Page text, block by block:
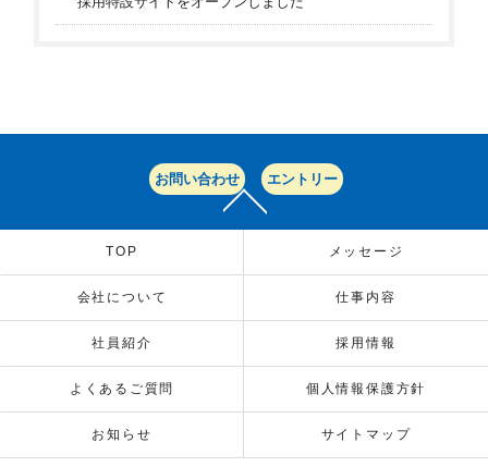
お問い合わせ エントリー
TOP メッセージ
会社について 仕事内容
社員紹介 採用情報
よくあるご質問 個人情報保護方針
お知らせ サイトマップ